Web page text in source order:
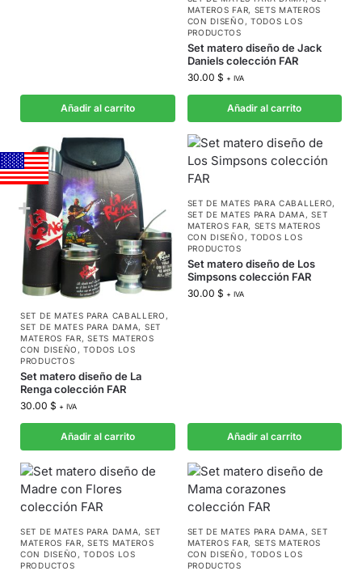
Añadir al carrito
MATEROS FAR, SETS MATEROS
CON DISEÑO , TODOS LOS
PRODUCTOS
Set matero diseño de Jack
Daniels colección FAR
30.00 $ + IVA
Añadir al carrito
SET DE MATES PARA CABALLERO ,
SET DE MATES PARA DAMA, SET
MATEROS FAR,SETS MATEROS
CON DISEÑO ,TODOS LOS
PRODUCTOS
Set matero diseño de La
Renga colección FAR
30.00 $ + IVA
Añadir al carrito
SET DE MATES PARA CABALLERO,
SET DE MATES PARA DAMA ,SET
MATEROS FAR, SETS MATEROS
CON DISEÑO , TODOS LOS
PRODUCTOS
Set matero diseño de Los
Simpsons colección FAR
30.00 $ + IVA
Añadir al carrito
SET DE MATES PARA DAMA, SET
MATEROS FAR,SETS MATEROS
CON DISEÑO ,TODOS LOS
PRODUCTOS
SET DE MATES PARA DAMA ,SET
MATEROS FAR, SETS MATEROS
CON DISEÑO , TODOS LOS
PRODUCTOS